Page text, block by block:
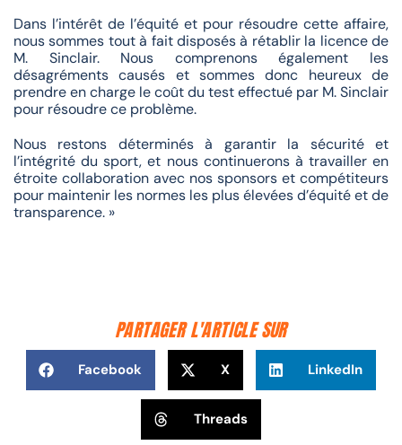
Dans l’intérêt de l’équité et pour résoudre cette affaire,
nous sommes tout à fait disposés à rétablir la licence de
M. Sinclair. Nous comprenons également les
désagréments causés et sommes donc heureux de
prendre en charge le coût du test effectué par M. Sinclair
pour résoudre ce problème.
Nous restons déterminés à garantir la sécurité et
l’intégrité du sport, et nous continuerons à travailler en
étroite collaboration avec nos sponsors et compétiteurs
pour maintenir les normes les plus élevées d’équité et de
transparence. »
PARTAGER L'ARTICLE SUR
Facebook X LinkedIn
Threads